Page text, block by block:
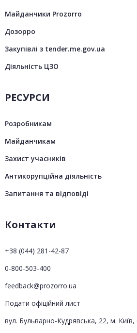
Майданчики Prozorro
Дозорро
Закупівлі з tender.me.gov.ua
Діяльність ЦЗО
РЕСУРСИ
Розробникам
Майданчикам
Захист учасників
Антикорупційна діяльність
Запитання та відповіді
Контакти
+38 (044) 281-42-87
0-800-503-400
feedback@prozorro.ua
Подати офіційний лист
вул. Бульварно-Кудрявська, 22, м. Київ,